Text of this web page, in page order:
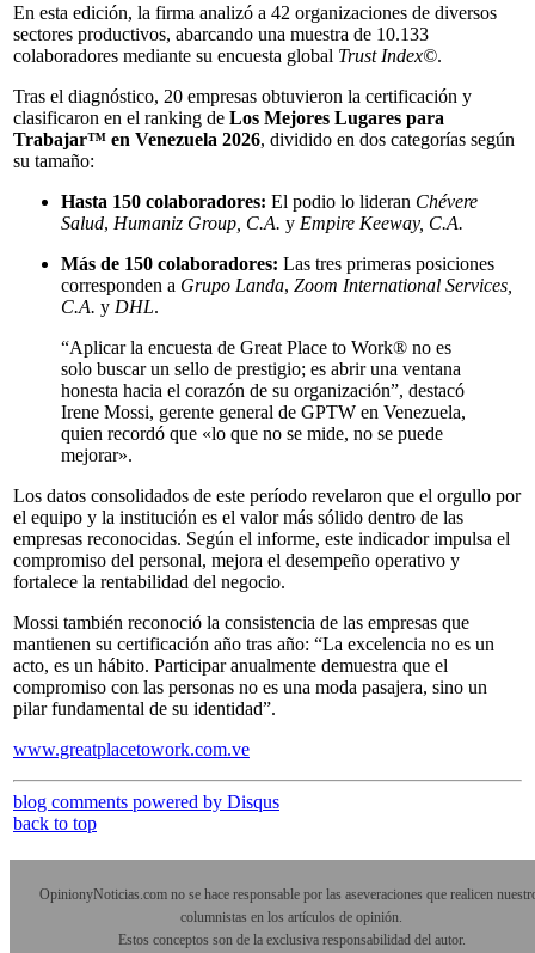
En esta edición, la firma analizó a 42 organizaciones de diversos
sectores productivos, abarcando una muestra de 10.133
colaboradores mediante su encuesta global Trust Index©.
Tras el diagnóstico, 20 empresas obtuvieron la certificación y
clasificaron en el ranking de Los Mejores Lugares para
Trabajar™ en Venezuela 2026, dividido en dos categorías según
su tamaño:
Hasta 150 colaboradores: El podio lo lideran Chévere
Salud, Humaniz Group, C.A. y Empire Keeway, C.A.
Más de 150 colaboradores: Las tres primeras posiciones
corresponden a Grupo Landa, Zoom International Services,
C.A. y DHL.
“Aplicar la encuesta de Great Place to Work® no es
solo buscar un sello de prestigio; es abrir una ventana
honesta hacia el corazón de su organización”, destacó
Irene Mossi, gerente general de GPTW en Venezuela,
quien recordó que «lo que no se mide, no se puede
mejorar».
Los datos consolidados de este período revelaron que el orgullo por
el equipo y la institución es el valor más sólido dentro de las
empresas reconocidas. Según el informe, este indicador impulsa el
compromiso del personal, mejora el desempeño operativo y
fortalece la rentabilidad del negocio.
Mossi también reconoció la consistencia de las empresas que
mantienen su certificación año tras año: “La excelencia no es un
acto, es un hábito. Participar anualmente demuestra que el
compromiso con las personas no es una moda pasajera, sino un
pilar fundamental de su identidad”.
www.greatplacetowork.com.ve
blog comments powered by Disqus
back to top
OpinionyNoticias.com no se hace responsable por las aseveraciones que realicen
columnistas en los artículos de opinión.
Estos conceptos son de la exclusiva responsabilidad del autor.